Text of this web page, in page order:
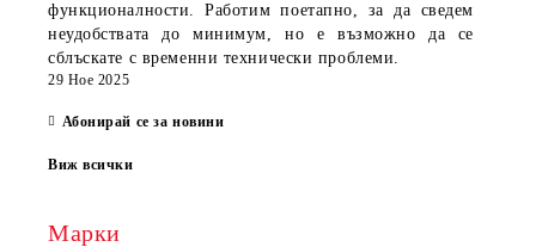
функционалности. Работим поетапно, за да сведем
неудобствата до минимум, но е възможно да се
сблъскате с временни технически проблеми.
29 Ное 2025
Абонирай се за новини
Виж всички
Марки